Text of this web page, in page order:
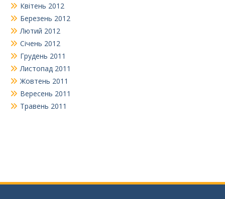
Квітень 2012
Березень 2012
Лютий 2012
Січень 2012
Грудень 2011
Листопад 2011
Жовтень 2011
Вересень 2011
Травень 2011